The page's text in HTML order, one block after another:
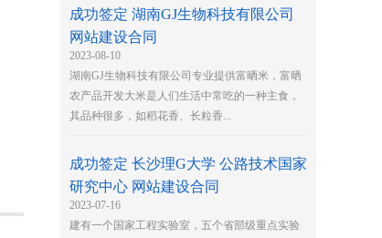
成功签定 湖南GJ生物科技有限公司
网站建设合同
2023-08-10
湖南GJ生物科技有限公司专业提供富晒米，富晒
农产品开发大米是人们生活中常吃的一种主食，
其品种很多，如稻花香、长粒香...
成功签定 长沙理G大学 公路技术国家
研究中心 网站建设合同
2023-07-16
​建有一个国家工程实验室，五个省部级重点实验